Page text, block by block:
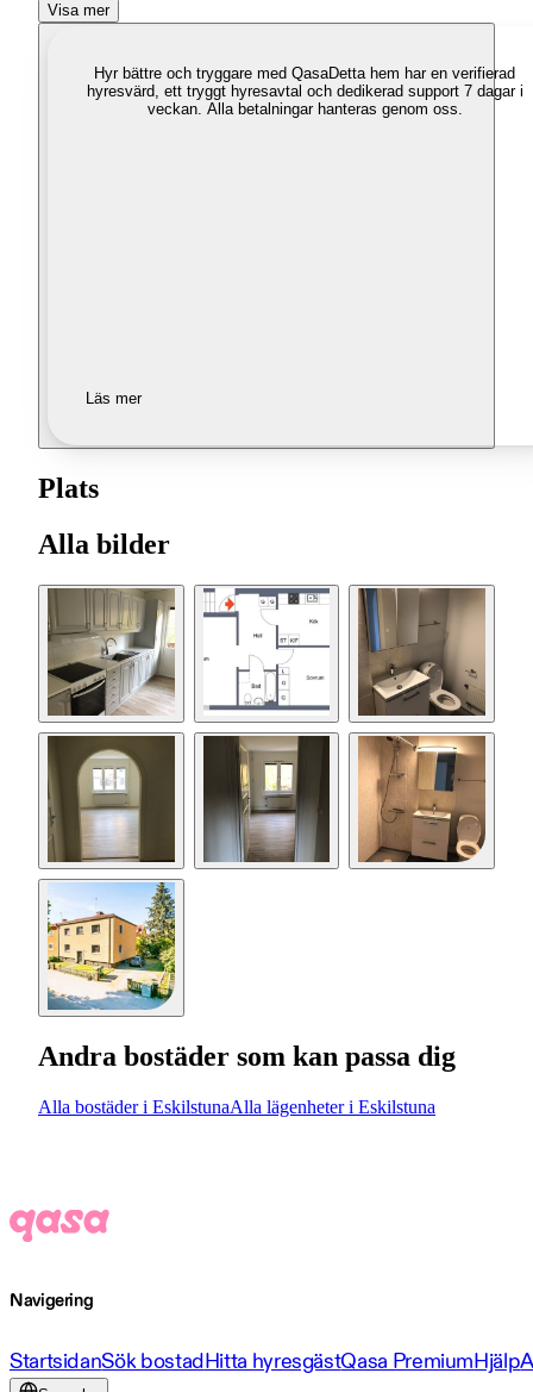
Visa mer
Hyr bättre och tryggare med QasaDetta hem har en verifierad
hyresvärd, ett tryggt hyresavtal och dedikerad support 7 dagar i
veckan. Alla betalningar hanteras genom oss.
Läs mer
Plats
Alla bilder
Andra bostäder som kan passa dig
Alla bostäder i EskilstunaAlla lägenheter i Eskilstuna
Navigering
StartsidanSök bostadHitta hyresgästQasa PremiumHjälp